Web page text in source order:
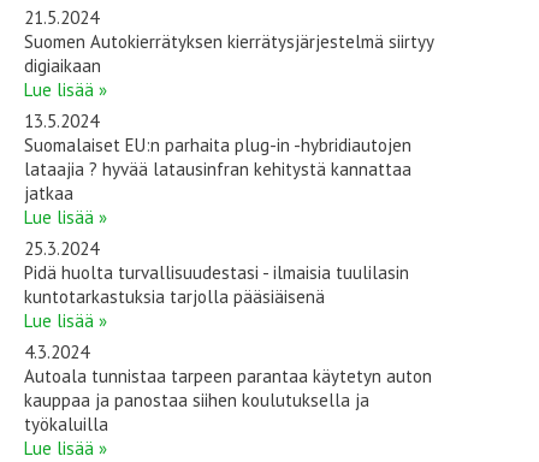
21.5.2024
Suomen Autokierrätyksen kierrätysjärjestelmä siirtyy
digiaikaan
Lue lisää »
13.5.2024
Suomalaiset EU:n parhaita plug-in -hybridiautojen
lataajia ? hyvää latausinfran kehitystä kannattaa
jatkaa
Lue lisää »
25.3.2024
Pidä huolta turvallisuudestasi - ilmaisia tuulilasin
kuntotarkastuksia tarjolla pääsiäisenä
Lue lisää »
4.3.2024
Autoala tunnistaa tarpeen parantaa käytetyn auton
kauppaa ja panostaa siihen koulutuksella ja
työkaluilla
Lue lisää »